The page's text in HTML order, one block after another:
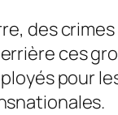
des
ces
pour